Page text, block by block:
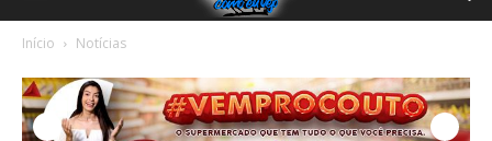
Início Notícias